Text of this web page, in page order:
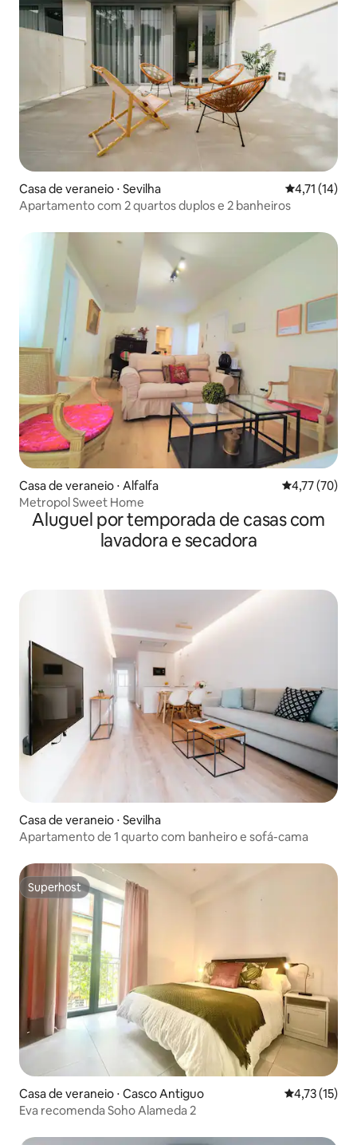
Casa de veraneio ⋅ Sevilha 4,71 de uma
4,71 (14)
Apartamento com 2 quartos duplos e 2 banheiros
Casa de veraneio ⋅ Alfalfa 4,77 de uma
4,77 (70)
Metropol Sweet Home
Aluguel por temporada de casas com
lavadora e secadora
Casa de veraneio ⋅ Sevilha
Apartamento de 1 quarto com banheiro e sofá-cama
Superhost
Superhost
Casa de veraneio ⋅ Casco Antiguo 4,73 de uma
4,73 (15)
Eva recomenda Soho Alameda 2